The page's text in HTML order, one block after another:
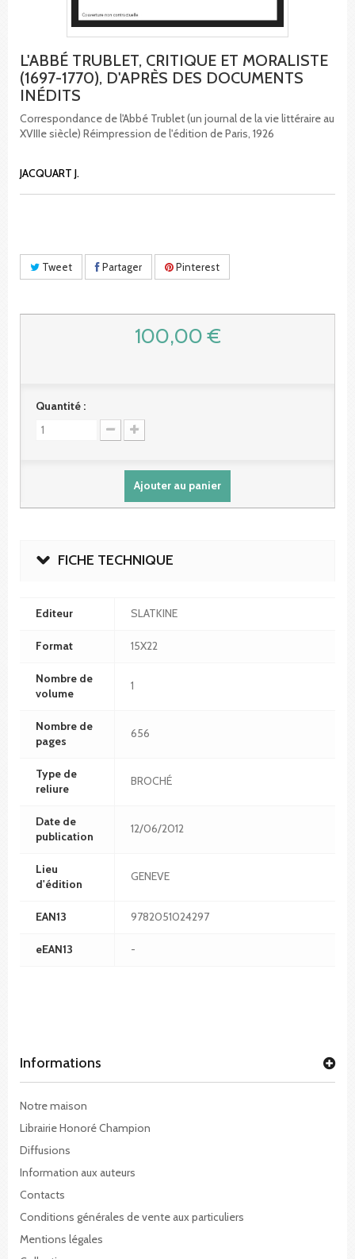
L'ABBÉ TRUBLET, CRITIQUE ET MORALISTE
(1697-1770), D'APRÈS DES DOCUMENTS
INÉDITS
Correspondance de l'Abbé Trublet (un journal de la vie littéraire au
XVIIIe siècle) Réimpression de l'édition de Paris, 1926
JACQUART J.
Tweet Partager Pinterest
100,00 €
Quantité :
Ajouter au panier
FICHE TECHNIQUE
Editeur SLATKINE
Format 15X22
Nombre de
volume
1
Nombre de
pages
656
Type de
reliure
BROCHÉ
Date de
publication
12/06/2012
Lieu
d'édition
GENEVE
EAN13 9782051024297
eEAN13 -
Informations
Notre maison
Librairie Honoré Champion
Diffusions
Information aux auteurs
Contacts
Conditions générales de vente aux particuliers
Mentions légales